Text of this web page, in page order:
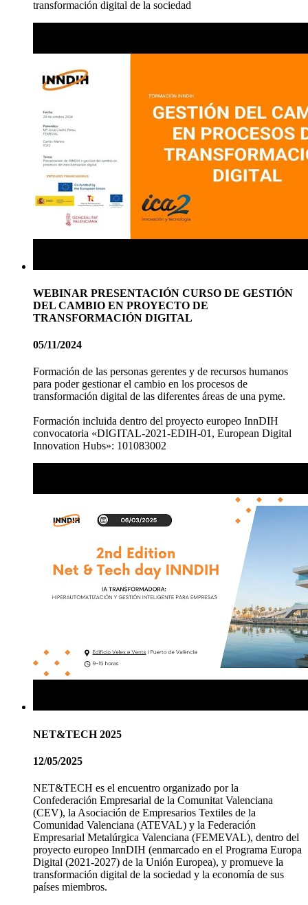
transformación digital de la sociedad
WEBINAR PRESENTACIÓN CURSO DE GESTIÓN
DEL CAMBIO EN PROYECTO DE
TRANSFORMACIÓN DIGITAL
05/11/2024
Formación de las personas gerentes y de recursos humanos
para poder gestionar el cambio en los procesos de
transformación digital de las diferentes áreas de una pyme.
Formación incluida dentro del proyecto europeo InnDIH
convocatoria «DIGITAL-2021-EDIH-01, European Digital
Innovation Hubs»: 101083002
NET&TECH 2025
12/05/2025
NET&TECH es el encuentro organizado por la
Confederación Empresarial de la Comunitat Valenciana
(CEV), la Asociación de Empresarios Textiles de la
Comunidad Valenciana (ATEVAL) y la Federación
Empresarial Metalúrgica Valenciana (FEMEVAL), dentro del
proyecto europeo InnDIH (enmarcado en el Programa Europa
Digital (2021-2027) de la Unión Europea), y promueve la
transformación digital de la sociedad y la economía de sus
países miembros.